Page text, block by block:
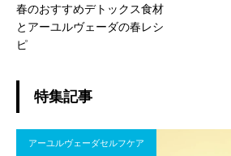
春のおすすめデトックス食材
とアーユルヴェーダの春レシ
ピ
特集記事
アーユルヴェーダセルフケア